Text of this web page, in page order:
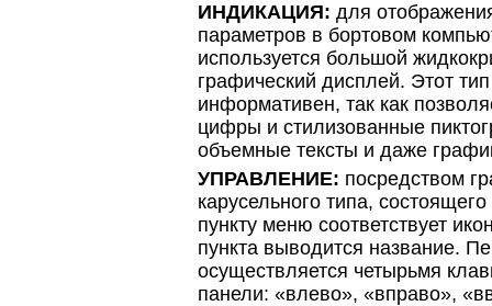
ИНДИКАЦИЯ: для
параметров в бортовом
используется большой
графический дисплей. Этот
информативен, так как
цифры и стилизованные
объемные тексты и даже
УПРАВЛЕНИЕ: посредством
карусельного типа,
пункту меню соответствует
пункта выводится название.
осуществляется четырьмя
панели: «влево», «вправо»,